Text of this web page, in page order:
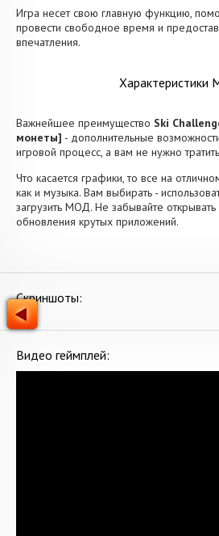
Игра несет свою главную функцию,
провести свободное время и
впечатления.
Характеристики
Важнейшее преимущество Ski
монеты] - дополнительные
игровой процесс, а вам не нужно
Что касается графики, то все на
как и музыка. Вам выбирать -
загрузить МОД. Не забывайте
обновления крутых приложений.
Скриншоты:
Видео геймплей: